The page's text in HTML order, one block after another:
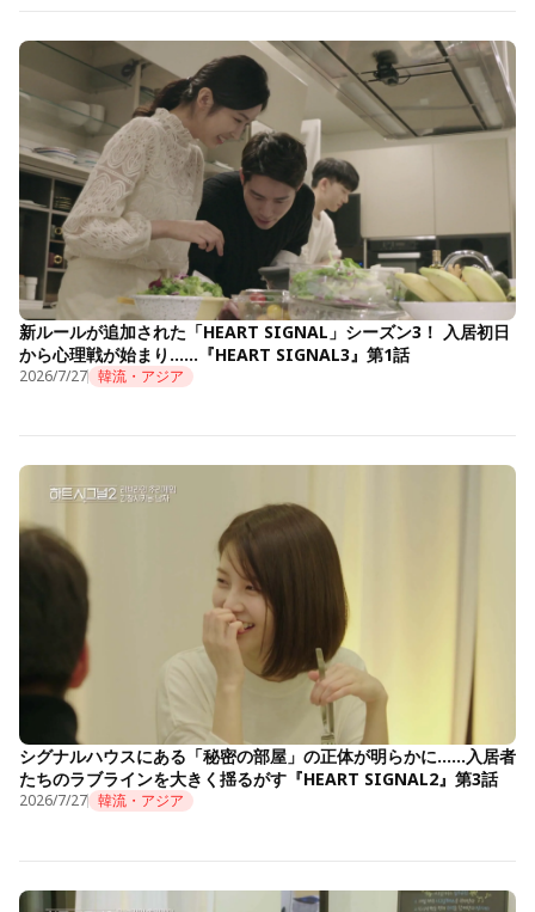
新ルールが追加された「HEART SIGNAL」シーズン3！ 入居初日
から心理戦が始まり……『HEART SIGNAL3』第1話
2026/7/27 韓流・アジア
シグナルハウスにある「秘密の部屋」の正体が明らかに……入居者
たちのラブラインを大きく揺るがす『HEART SIGNAL2』第3話
2026/7/27 韓流・アジア